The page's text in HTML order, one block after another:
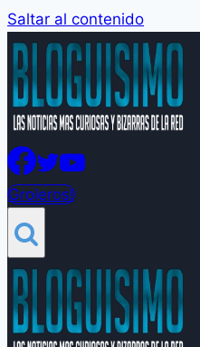
Saltar al contenido
Groleros!